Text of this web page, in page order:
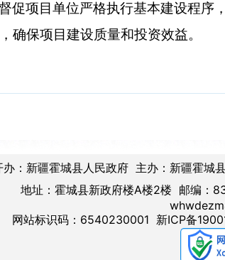
促项目单位严格执行基本建设程序
确保项目建设质量和投资效益。
办：新疆霍城县人民政府 主办：新疆霍城
地址：霍城县新政府楼A楼2楼 邮编
网站标识码：6540230001 新ICP备